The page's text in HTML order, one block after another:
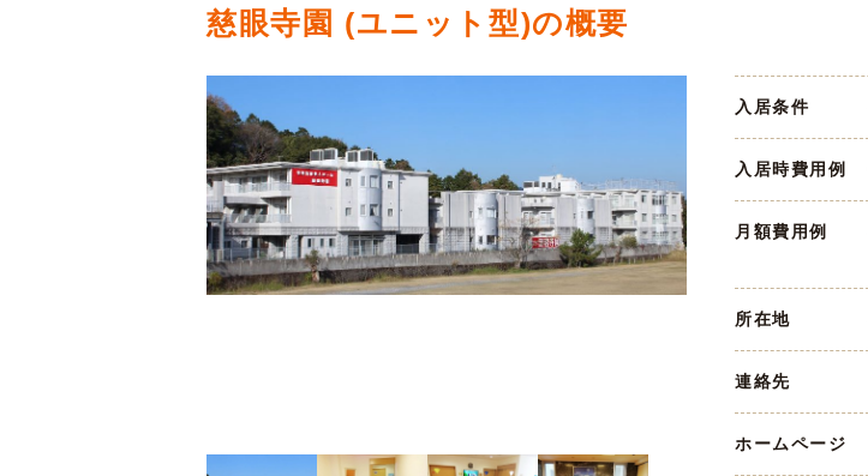
慈眼寺園 (ユニット型)の概要
入居条件
入居時費用例
月額費用例
所在地
連絡先
ホームページ